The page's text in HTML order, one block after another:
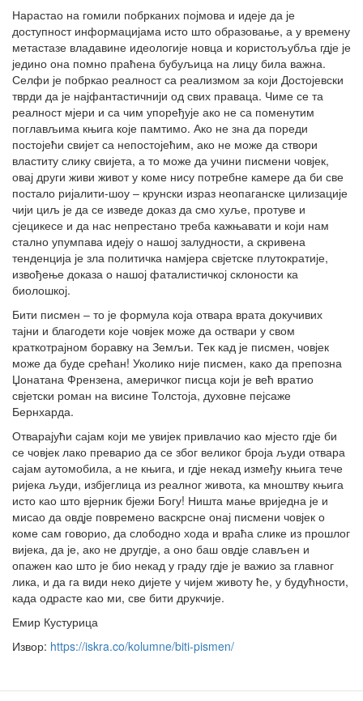
Нарастао на гомили побрканих појмова и идеје да је
доступност информацијама исто што образовање, а у времену
метастазе владавине идеологије новца и користољубља гдје је
једино она помно праћена бубуљица на лицу била важна.
Селфи је побркао реалност са реализмом за који Достојевски
тврди да је најфантастичнији од свих праваца. Чиме се та
реалност мјери и са чим упоређује ако не са поменутим
поглављима књига које памтимо. Ако не зна да пореди
постојећи свијет са непостојећим, ако не може да створи
властиту слику свијета, а то може да учини писмени човјек,
овај други живи живот у коме нису потребне камере да би све
постало ријалити-шоу ‒ крунски израз неопаганске цилизације
чији циљ је да се изведе доказ да смо хуље, протуве и
сјецикесе и да нас непрестано треба кажњавати и који нам
стално упумпава идеју о нашој залудности, а скривена
тенденција је зла политичка намјера свјетске плутократије,
извођење доказа о нашој фаталистичкој склоности ка
биолошкој.
Бити писмен ‒ то је формула која отвара врата докучивих
тајни и благодети које човјек може да оствари у свом
краткотрајном боравку на Земљи. Тек кад је писмен, човјек
може да буде срећан! Уколико није писмен, како да препозна
Џонатана Френзена, америчког писца који је већ вратио
свјетски роман на висине Толстоја, духовне пејсаже
Бернхарда.
Отварајући сајам који ме увијек привлачио као мјесто гдје би
се човјек лако преварио да се због великог броја људи отвара
сајам аутомобила, а не књига, и гдје некад између књига тече
ријека људи, избјеглица из реалног живота, ка мноштву књига
исто као што вјерник бјежи Богу! Ништа мање вриједна је и
мисао да овдје повремено васкрсне онај писмени човјек о
коме сам говорио, да слободно хода и враћа слике из прошлог
вијека, да је, ако не другдје, а оно баш овдје слављен и
опажен као што је био некад у граду гдје је важио за главног
лика, и да га види неко дијете у чијем животу ће, у будућности,
када одрасте као ми, све бити друкчије.
Емир Кустурица
Извор: https://iskra.co/kolumne/biti-pismen/